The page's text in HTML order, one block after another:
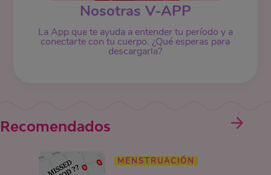
Nosotras V-APP
La App que te ayuda a entender tu período y a
conectarte con tu cuerpo. ¿Qué esperas para
descargarla?
Recomendados
MENSTRUACIÓN